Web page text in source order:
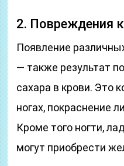
2. Повреждения
Появление
— также результат
сахара в крови. Это
ногах, покраснение
Кроме того ногти,
могут приобрести